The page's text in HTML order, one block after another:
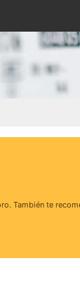
También te